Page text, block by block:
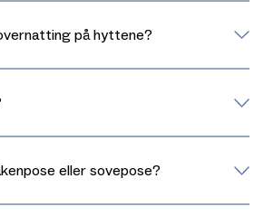
på hyttene?
eller sovepose?